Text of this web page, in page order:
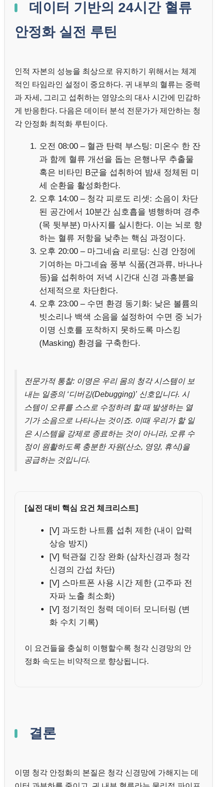
데이터 기반의 24시간 혈류
안정화 실전 루틴
인적 자본의 성능을 최상으로 유지하기 위해서는 체계
적인 타임라인 설정이 중요하다. 귀 내부의 혈류는 중력
과 자세, 그리고 섭취하는 영양소의 대사 시간에 민감하
게 반응한다. 다음은 데이터 분석 전문가가 제안하는 청
각 안정화 최적화 루틴이다.
오전 08:00 – 혈관 탄력 부스팅: 미온수 한 잔
과 함께 혈류 개선을 돕는 은행나무 추출물
혹은 비타민 B군을 섭취하여 밤새 정체된 미
세 순환을 활성화한다.
오후 14:00 – 청각 피로도 리셋: 소음이 차단
된 공간에서 10분간 심호흡을 병행하며 경추
(목 뒷부분) 마사지를 실시한다. 이는 뇌로 향
하는 혈류 저항을 낮추는 핵심 과정이다.
오후 20:00 – 마그네슘 리로딩: 신경 안정에
기여하는 마그네슘 풍부 식품(견과류, 바나나
등)을 섭취하여 저녁 시간대 신경 과흥분을
선제적으로 차단한다.
오후 23:00 – 수면 환경 동기화: 낮은 볼륨의
빗소리나 백색 소음을 설정하여 수면 중 뇌가
이명 신호를 포착하지 못하도록 마스킹
(Masking) 환경을 구축한다.
전문가적 통찰: 이명은 우리 몸의 청각 시스템이 보
내는 일종의 ‘디버깅(Debugging)’ 신호입니다. 시
스템이 오류를 스스로 수정하려 할 때 발생하는 열
기가 소음으로 나타나는 것이죠. 이때 우리가 할 일
은 시스템을 강제로 종료하는 것이 아니라, 오류 수
정이 원활하도록 충분한 자원(산소, 영양, 휴식)을
공급하는 것입니다.
[실전 대비 핵심 요건 체크리스트]
[V] 과도한 나트륨 섭취 제한 (내이 압력
상승 방지)
[V] 턱관절 긴장 완화 (삼차신경과 청각
신경의 간섭 차단)
[V] 스마트폰 사용 시간 제한 (고주파 전
자파 노출 최소화)
[V] 정기적인 청력 데이터 모니터링 (변
화 수치 기록)
이 요건들을 충실히 이행할수록 청각 신경망의 안
정화 속도는 비약적으로 향상됩니다.
결론
이명 청각 안정화의 본질은 청각 신경망에 가해지는 데